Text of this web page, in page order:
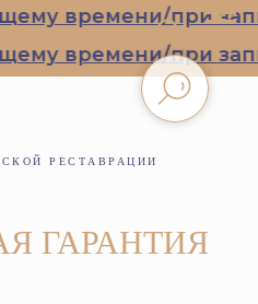
времени/при
времени/при
РЕСТАВРАЦИИ
ГАРАНТИЯ